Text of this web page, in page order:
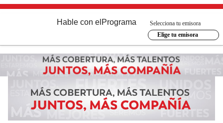
Hable con el Programa
Selecciona tu emisora
Elige tu emisora